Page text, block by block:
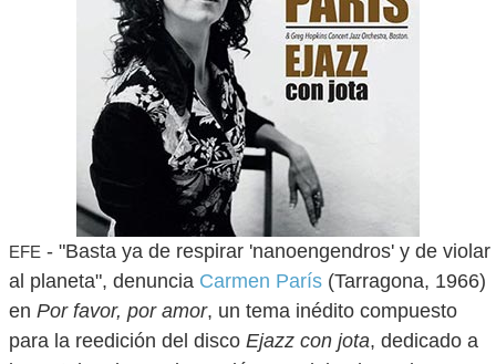
EFE - "Basta ya de respirar 'nanoengendros' y de violar
al planeta", denuncia Carmen París (Tarragona, 1966)
en Por favor, por amor, un tema inédito compuesto
para la reedición del disco Ejazz con jota, dedicado a